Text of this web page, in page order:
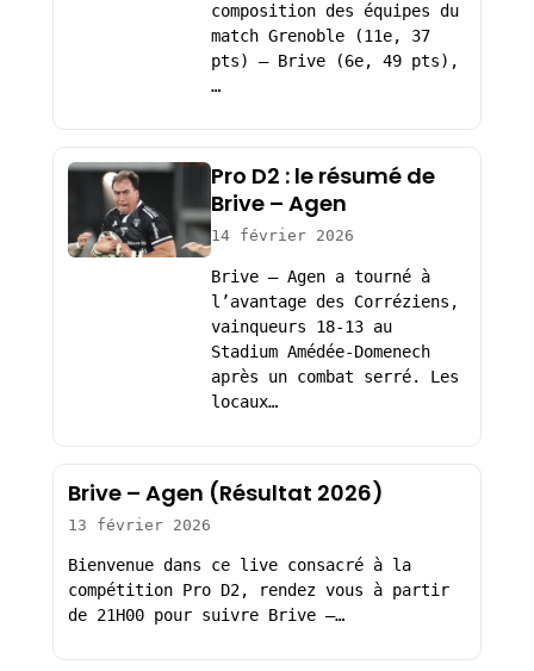
composition des équipes du
match Grenoble (11e, 37
pts) – Brive (6e, 49 pts),
…
Pro D2 : le résumé de
Brive – Agen
14 février 2026
Brive – Agen a tourné à
l’avantage des Corréziens,
vainqueurs 18-13 au
Stadium Amédée-Domenech
après un combat serré. Les
locaux…
Brive – Agen (Résultat 2026)
13 février 2026
Bienvenue dans ce live consacré à la
compétition Pro D2, rendez vous à partir
de 21H00 pour suivre Brive –…